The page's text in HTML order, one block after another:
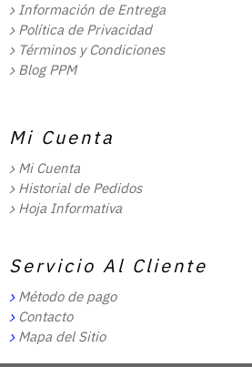
Información de Entrega
Política de Privacidad
Términos y Condiciones
Blog PPM
Mi Cuenta
Mi Cuenta
Historial de Pedidos
Hoja Informativa
Servicio Al Cliente
Método de pago
Contacto
Mapa del Sitio